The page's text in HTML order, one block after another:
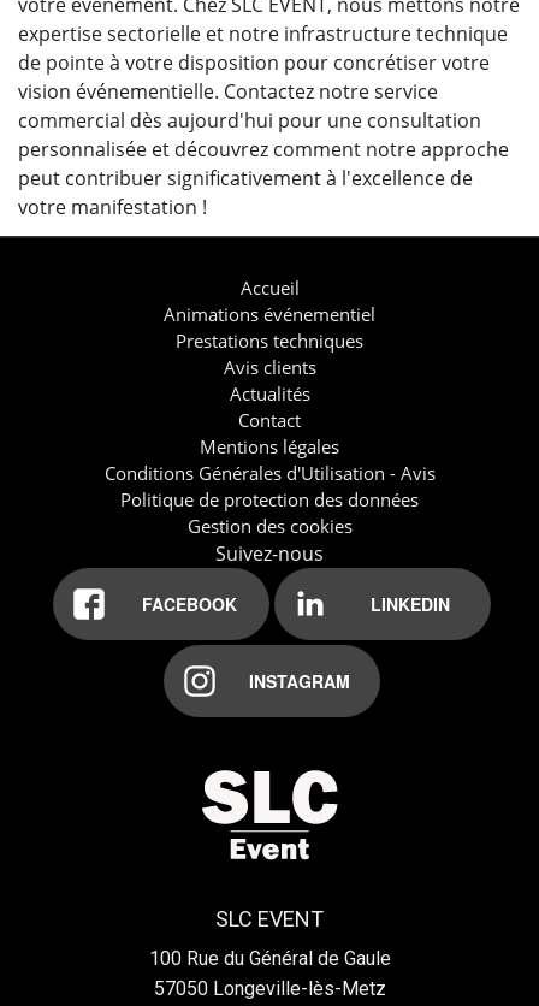
expertise sectorielle et notre infrastructure technique
de pointe à votre disposition pour concrétiser votre
vision événementielle. Contactez notre service
commercial dès aujourd'hui pour une consultation
personnalisée et découvrez comment notre approche
peut contribuer significativement à l'excellence de
votre manifestation !
Accueil
Animations événementiel
Prestations techniques
Avis clients
Actualités
Contact
Mentions légales
Conditions Générales d'Utilisation - Avis
Politique de protection des données
Gestion des cookies
Suivez-nous
FACEBOOK LINKEDIN
INSTAGRAM
SLC EVENT
100 Rue du Général de Gaule
57050 Longeville-lès-Metz